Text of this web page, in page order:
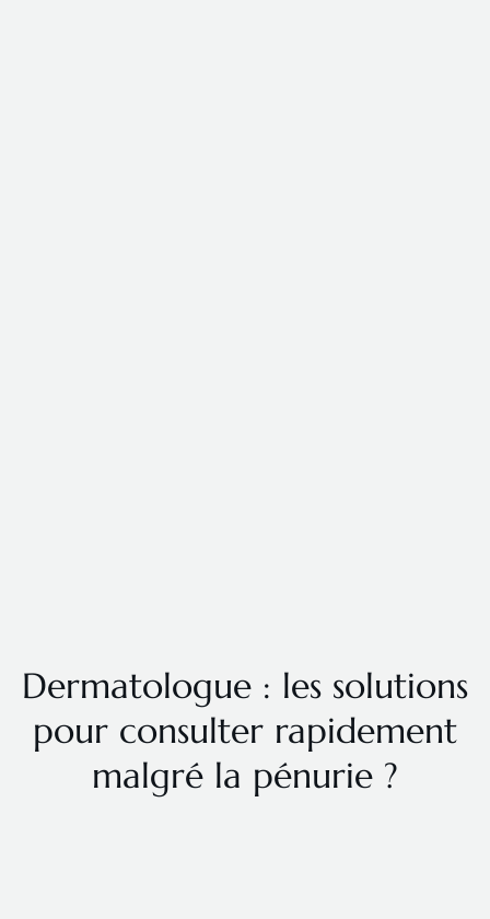
Dermatologue : les solutions
pour consulter rapidement
malgré la pénurie ?